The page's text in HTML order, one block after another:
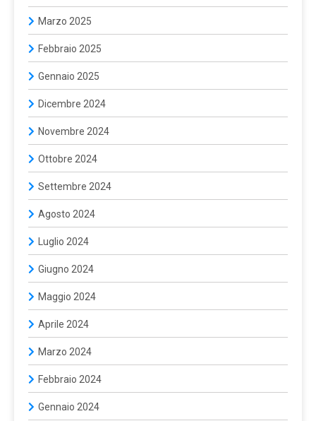
Marzo 2025
Febbraio 2025
Gennaio 2025
Dicembre 2024
Novembre 2024
Ottobre 2024
Settembre 2024
Agosto 2024
Luglio 2024
Giugno 2024
Maggio 2024
Aprile 2024
Marzo 2024
Febbraio 2024
Gennaio 2024